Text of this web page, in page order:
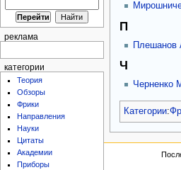
П
Плешанов
Ч
Черненко
Категории:
реклама
категории
Теория
Обзоры
Фрики
Направления
Науки
Цитаты
Академии
Приборы